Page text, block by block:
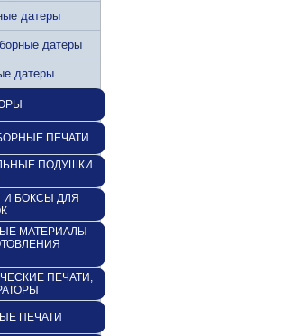
датеры
датеры
датеры
ПЕЧАТИ
ПОДУШКИ
И БОКСЫ ДЛЯ
МАТЕРИАЛЫ
ПЕЧАТИ,
ПЕЧАТИ